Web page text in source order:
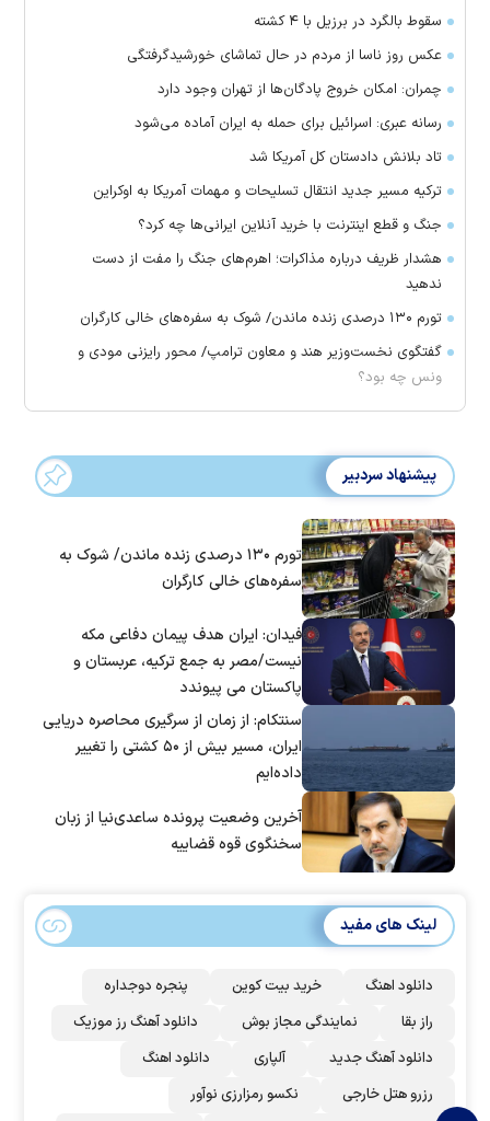
سقوط بالگرد در برزیل با ۴ کشته
عکس روز ناسا از مردم در حال تماشای خورشیدگرفتگی
چمران: امکان خروج پادگان‌ها از تهران وجود دارد
رسانه عبری: اسرائیل برای حمله به ایران آماده می‌شود
تاد بلانش دادستان کل آمریکا شد
ترکیه مسیر جدید انتقال تسلیحات و مهمات آمریکا به اوکراین
جنگ و قطع اینترنت با خرید آنلاین ایرانی‌ها چه کرد؟
هشدار ظریف درباره مذاکرات؛ اهرم‌های جنگ را مفت از دست
ندهید
تورم ۱۳۰ درصدی زنده ماندن/ شوک به سفره‌های خالی کارگران
گفتگوی نخست‌وزیر هند و معاون ترامپ/ محور رایزنی مودی و
ونس چه بود؟
پیشنهاد سردبیر
تورم ۱۳۰ درصدی زنده ماندن/ شوک به
سفره‌های خالی کارگران
فیدان: ایران هدف پیمان دفاعی مکه
نیست/مصر به جمع ترکیه، عربستان و
پاکستان می پیوندد
سنتکام: از زمان از سرگیری محاصره دریایی
ایران، مسیر بیش از ۵۰ کشتی را تغییر
داده‌ایم
آخرین وضعیت پرونده ساعدی‌نیا از زبان
سخنگوی قوه قضاییه
لینک های مفید
دانلود اهنگ خرید بیت کوین
پنجره دوجداره
راز بقا
نمایندگی مجاز بوش
دانلود آهنگ رز‌ موزیک
دانلود آهنگ جدید
آلپاری
دانلود اهنگ
رزرو هتل خارجی
نکسو رمزارزی نوآور